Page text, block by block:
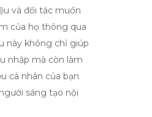
và đối tác muốn
của họ thông qua
này không chỉ giúp
nhập mà còn làm
cá nhân của bạn
sáng tạo nội